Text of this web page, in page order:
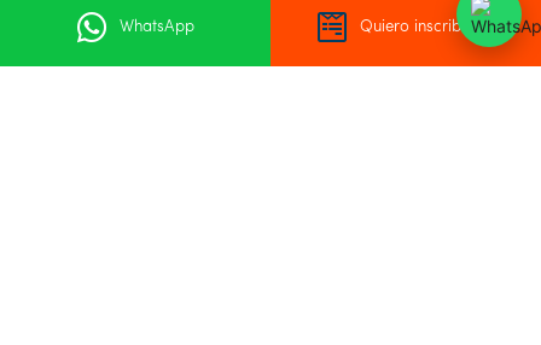
WhatsApp Quiero inscribirme